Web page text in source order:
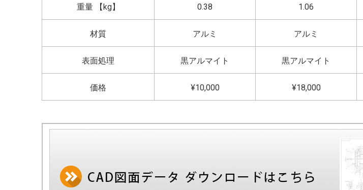
重量 【kg】 0.38 1.06
材質 アルミ アルミ
表面処理 黒アルマイト 黒アルマイト
価格 ¥10,000 ¥18,000